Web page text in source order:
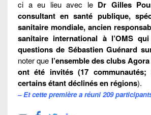
ci a eu lieu avec le Dr Gilles
consultant en santé publique,
sanitaire mondiale, ancien
sanitaire international à l’OMS
questions de Sébastien Guénard
noter que l’ensemble des clubs
ont été invités (17
certains étant déclinés en régions).
– Et cette première a réuni 209